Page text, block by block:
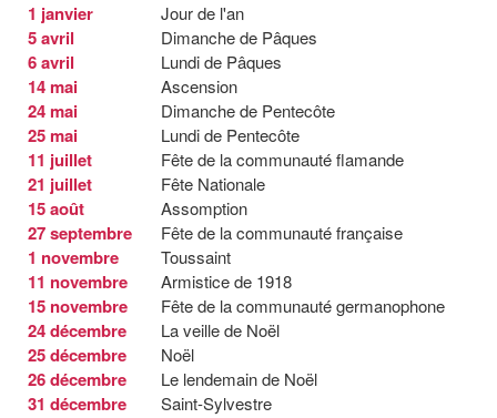
1 janvier Jour de l'an
5 avril Dimanche de Pâques
6 avril Lundi de Pâques
14 mai Ascension
24 mai Dimanche de Pentecôte
25 mai Lundi de Pentecôte
11 juillet Fête de la communauté flamande
21 juillet Fête Nationale
15 août Assomption
27 septembre Fête de la communauté française
1 novembre Toussaint
11 novembre Armistice de 1918
15 novembre Fête de la communauté germanophone
24 décembre La veille de Noël
25 décembre Noël
26 décembre Le lendemain de Noël
31 décembre
Saint-Sylvestre